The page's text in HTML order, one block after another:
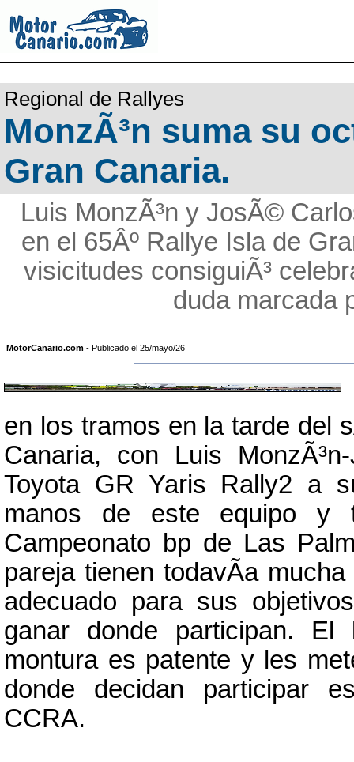
Regional de Rallyes
MonzÃ³n suma su
Gran Canaria.
Luis MonzÃ³n y JosÃ©
en el 65Âº Rallye Isla de
visicitudes consiguiÃ³
duda marcada
MotorCanario.com - Publicado el 25/mayo/26
en los tramos en la tarde del
Canaria, con Luis
Toyota GR Yaris Rally2 a
manos de este equipo y
Campeonato bp de Las
pareja tienen todavÃ­a
adecuado para sus
ganar donde participan. El
montura es patente y les
donde decidan participar
CCRA.